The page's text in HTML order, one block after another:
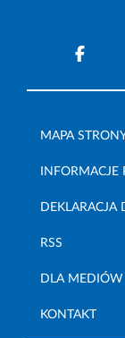
MAPA
INFORMACJE
DEKLARACJA
RSS
DLA MEDIÓW
KONTAKT